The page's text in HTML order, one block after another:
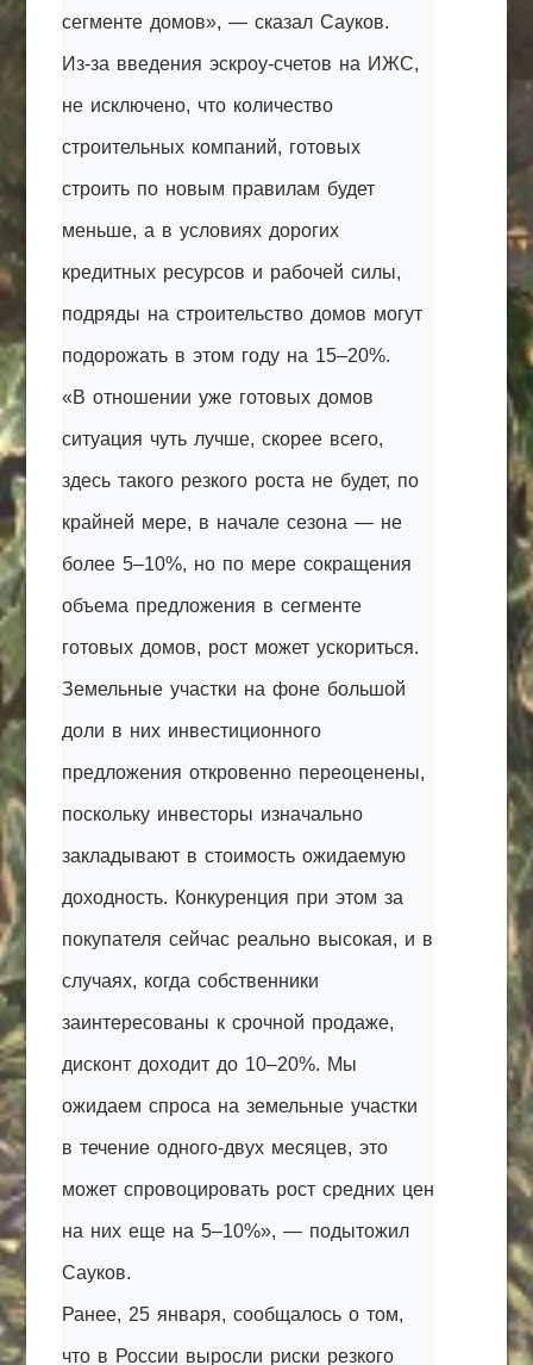
сегменте домов», — сказал Сауков.
Из-за введения эскроу-счетов на ИЖС,
не исключено, что количество
строительных компаний, готовых
строить по новым правилам будет
меньше, а в условиях дорогих
кредитных ресурсов и рабочей силы,
подряды на строительство домов могут
подорожать в этом году на 15–20%.
«В отношении уже готовых домов
ситуация чуть лучше, скорее всего,
здесь такого резкого роста не будет, по
крайней мере, в начале сезона — не
более 5–10%, но по мере сокращения
объема предложения в сегменте
готовых домов, рост может ускориться.
Земельные участки на фоне большой
доли в них инвестиционного
предложения откровенно переоценены,
поскольку инвесторы изначально
закладывают в стоимость ожидаемую
доходность. Конкуренция при этом за
покупателя сейчас реально высокая, и в
случаях, когда собственники
заинтересованы к срочной продаже,
дисконт доходит до 10–20%. Мы
ожидаем спроса на земельные участки
в течение одного-двух месяцев, это
может спровоцировать рост средних цен
на них еще на 5–10%», — подытожил
Сауков.
Ранее, 25 января, сообщалось о том,
что в России выросли риски резкого